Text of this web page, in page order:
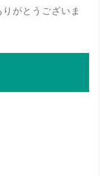
がとうございま